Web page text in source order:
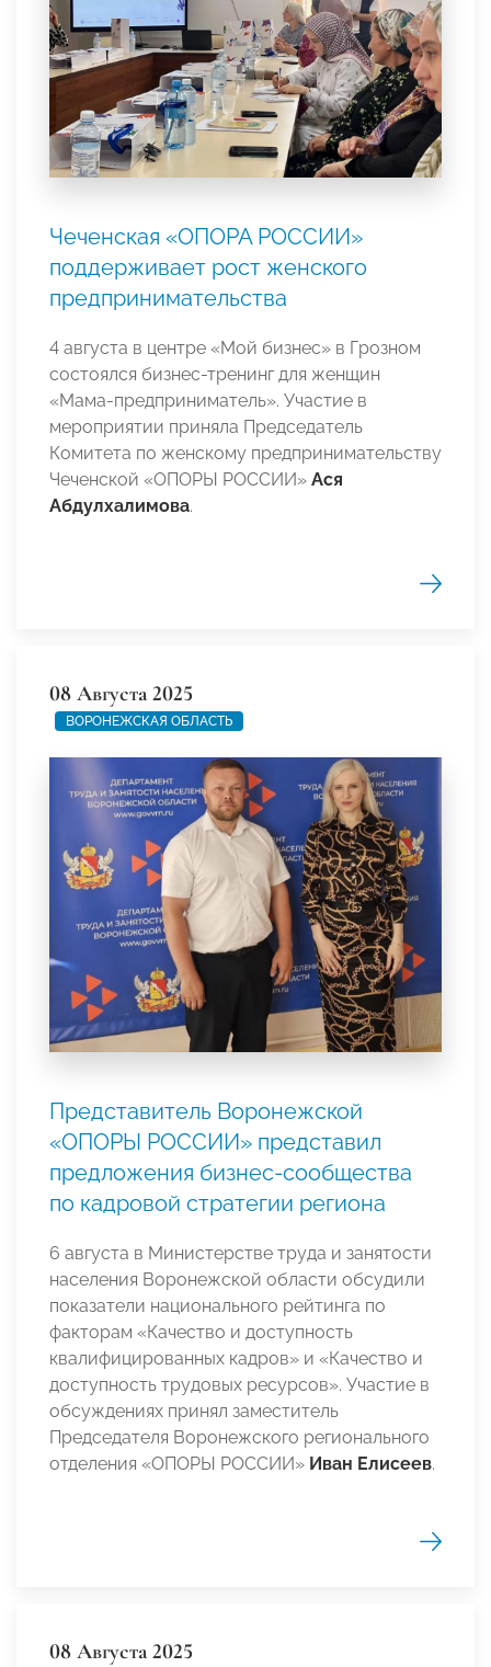
Чеченская «ОПОРА РОССИИ»
поддерживает рост женского
предпринимательства
4 августа в центре «Мой бизнес» в Грозном
состоялся бизнес-тренинг для женщин
«Мама-предприниматель». Участие в
мероприятии приняла Председатель
Комитета по женскому предпринимательству
Чеченской «ОПОРЫ РОССИИ» Ася
Абдулхалимова.
08 Августа 2025
ВОРОНЕЖСКАЯ ОБЛАСТЬ
Представитель Воронежской
«ОПОРЫ РОССИИ» представил
предложения бизнес-сообщества
по кадровой стратегии региона
6 августа в Министерстве труда и занятости
населения Воронежской области обсудили
показатели национального рейтинга по
факторам «Качество и доступность
квалифицированных кадров» и «Качество и
доступность трудовых ресурсов». Участие в
обсуждениях принял заместитель
Председателя Воронежского регионального
отделения «ОПОРЫ РОССИИ» Иван Елисеев.
08 Августа 2025